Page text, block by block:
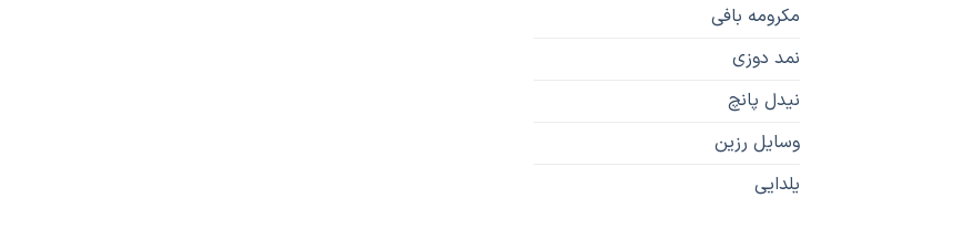
مکرومه بافی
نمد دوزی
نیدل پانچ
وسایل رزین
یلدایی